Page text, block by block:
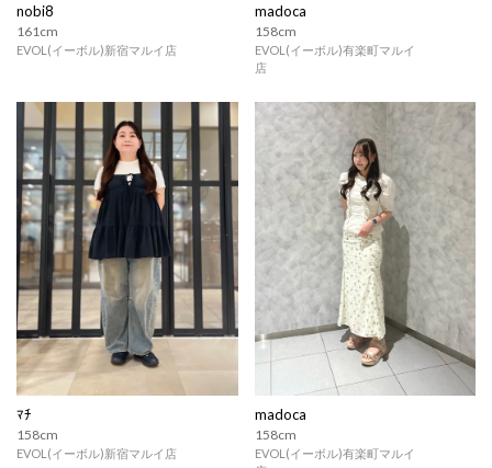
nobi8
161cm
EVOL(イーボル)新宿マルイ店
madoca
158cm
EVOL(イーボル)有楽町マルイ
店
ﾏﾁ
158cm
EVOL(イーボル)新宿マルイ店
madoca
158cm
EVOL(イーボル)有楽町マルイ